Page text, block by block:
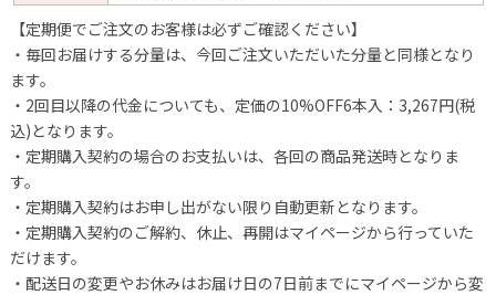
【定期便でご注文のお客様は必ずご確認ください】
・毎回お届けする分量は、今回ご注文いただいた分量と同様となり
ます。
・2回目以降の代金についても、定価の10%OFF6本入：3,267円(税
込)となります。
・定期購入契約の場合のお支払いは、各回の商品発送時となりま
す。
・定期購入契約はお申し出がない限り自動更新となります。
・定期購入契約のご解約、休止、再開はマイページから行っていた
だけます。
・配送日の変更やお休みはお届け日の7日前までにマイページから変